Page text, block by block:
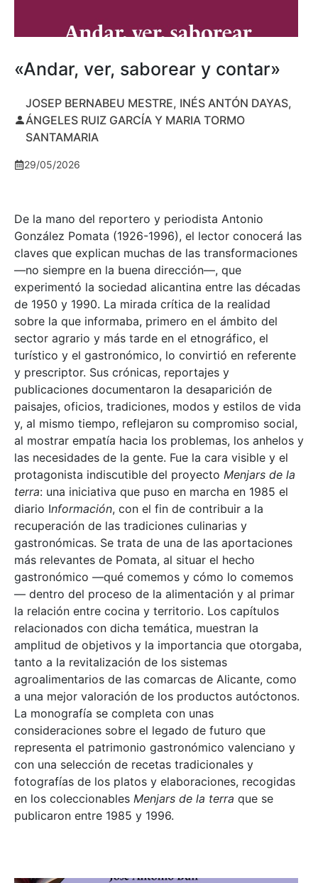
«Andar, ver, saborear y contar»
JOSEP BERNABEU MESTRE, INÉS ANTÓN DAYAS,
ÁNGELES RUIZ GARCÍA Y MARIA TORMO
SANTAMARIA
29/05/2026
De la mano del reportero y periodista Antonio
González Pomata (1926-1996), el lector conocerá las
claves que explican muchas de las transformaciones
—no siempre en la buena dirección—, que
experimentó la sociedad alicantina entre las décadas
de 1950 y 1990. La mirada crítica de la realidad
sobre la que informaba, primero en el ámbito del
sector agrario y más tarde en el etnográfico, el
turístico y el gastronómico, lo convirtió en referente
y prescriptor. Sus crónicas, reportajes y
publicaciones documentaron la desaparición de
paisajes, oficios, tradiciones, modos y estilos de vida
y, al mismo tiempo, reflejaron su compromiso social,
al mostrar empatía hacia los problemas, los anhelos y
las necesidades de la gente. Fue la cara visible y el
protagonista indiscutible del proyecto Menjars de la
terra: una iniciativa que puso en marcha en 1985 el
diario Información, con el fin de contribuir a la
recuperación de las tradiciones culinarias y
gastronómicas. Se trata de una de las aportaciones
más relevantes de Pomata, al situar el hecho
gastronómico —qué comemos y cómo lo comemos
— dentro del proceso de la alimentación y al primar
la relación entre cocina y territorio. Los capítulos
relacionados con dicha temática, muestran la
amplitud de objetivos y la importancia que otorgaba,
tanto a la revitalización de los sistemas
agroalimentarios de las comarcas de Alicante, como
a una mejor valoración de los productos autóctonos.
La monografía se completa con unas
consideraciones sobre el legado de futuro que
representa el patrimonio gastronómico valenciano y
con una selección de recetas tradicionales y
fotografías de los platos y elaboraciones, recogidas
en los coleccionables Menjars de la terra que se
publicaron entre 1985 y 1996.